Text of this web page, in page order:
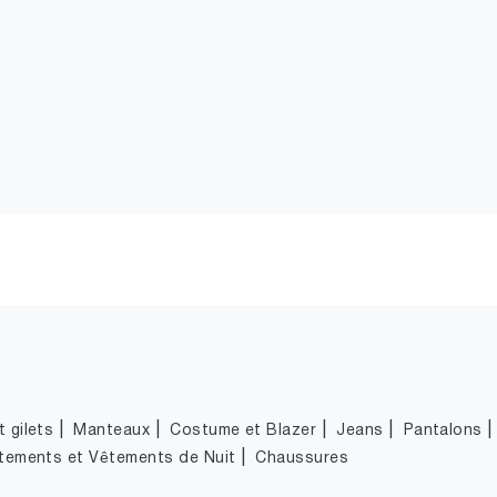
gilets Manteaux |Costume et Blazer |Jeans Pantalons
et Vêtements de Nuit |Chaussures